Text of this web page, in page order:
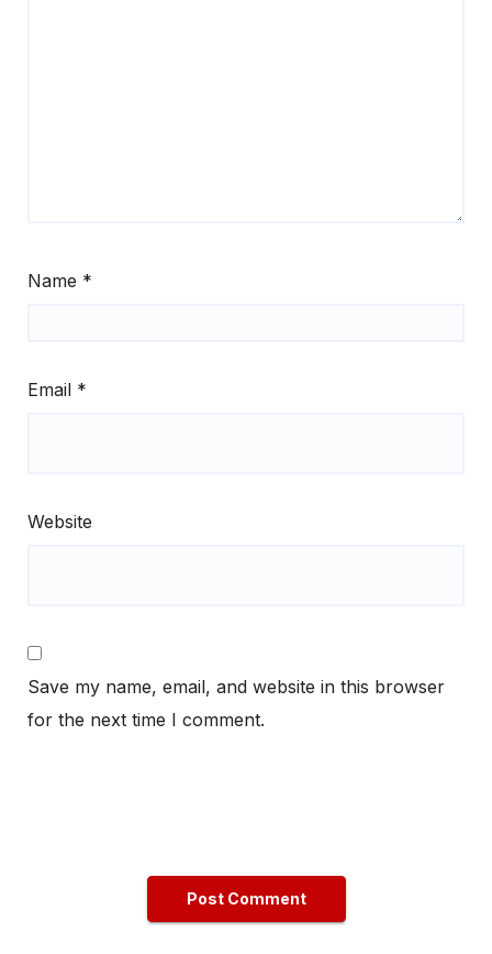
Name *
Email *
Website
Save my name, email, and website in this browser
for the next time I comment.